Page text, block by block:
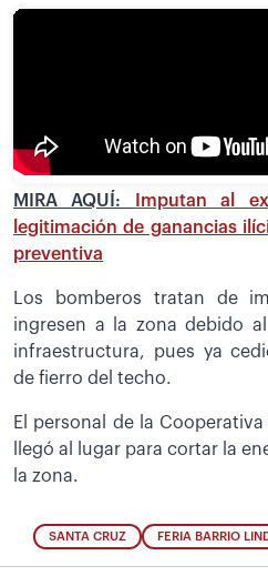
MIRA AQUÍ:
Imputan al
legitimación de ganancias
preventiva
Los bomberos tratan de
ingresen a la zona debido
infraestructura, pues ya
de fierro del techo.
El personal de la
llegó al lugar para cortar la
la zona.
SANTA CRUZ FERIA BARRIO